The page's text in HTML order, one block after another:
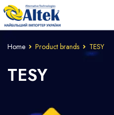
Home Product brands TESY
TESY